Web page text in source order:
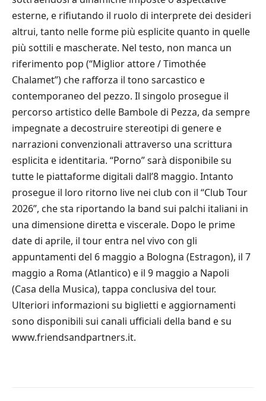
esterne, e rifiutando il ruolo di interprete dei desideri
altrui, tanto nelle forme più esplicite quanto in quelle
più sottili e mascherate. Nel testo, non manca un
riferimento pop (“Miglior attore / Timothée
Chalamet”) che rafforza il tono sarcastico e
contemporaneo del pezzo. Il singolo prosegue il
percorso artistico delle Bambole di Pezza, da sempre
impegnate a decostruire stereotipi di genere e
narrazioni convenzionali attraverso una scrittura
esplicita e identitaria. “Porno” sarà disponibile su
tutte le piattaforme digitali dall’8 maggio. Intanto
prosegue il loro ritorno live nei club con il “Club Tour
2026”, che sta riportando la band sui palchi italiani in
una dimensione diretta e viscerale. Dopo le prime
date di aprile, il tour entra nel vivo con gli
appuntamenti del 6 maggio a Bologna (Estragon), il 7
maggio a Roma (Atlantico) e il 9 maggio a Napoli
(Casa della Musica), tappa conclusiva del tour.
Ulteriori informazioni su biglietti e aggiornamenti
sono disponibili sui canali ufficiali della band e su
www.friendsandpartners.it.